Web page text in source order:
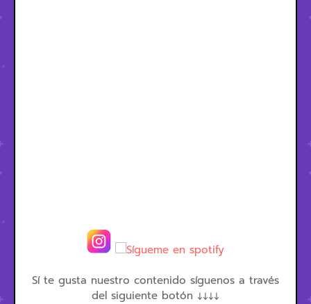
Sí te gusta nuestro contenido síguenos a través
del siguiente botón ↓↓↓↓